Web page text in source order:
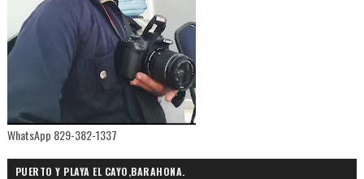
WhatsApp 829-382-1337
PUERTO Y PLAYA EL CAYO,BARAHONA.